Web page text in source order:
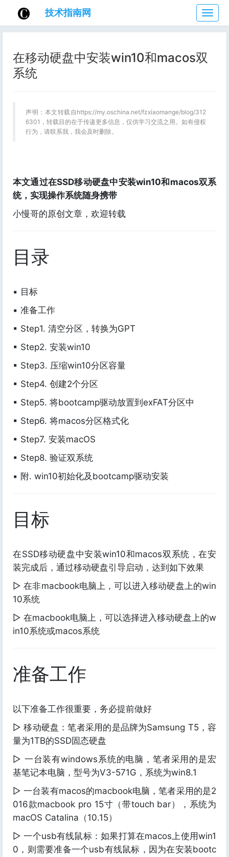
技
术
指
技术指南网
在移动硬盘中安装win10和macos双
系统
声明：本文转载自https://my.oschina.net/fzxiaomange/blog/312
6301，转载目的在于传递更多信息，仅供学习交流之用。如有侵权
行为，请联系我，我会及时删除。
本文通过在SSD移动硬盘中安装win10和macos双系
统，实现操作系统随身携带
小慢哥的原创文章，欢迎转载
目录
▪ 目标
▪ 准备工作
▪ Step1. 清空分区，转换为GPT
▪ Step2. 安装win10
▪ Step3. 压缩win10分区容量
▪ Step4. 创建2个分区
▪ Step5. 将bootcamp驱动放置到exFAT分区中
▪ Step6. 将macos分区格式化
▪ Step7. 安装macOS
▪ Step8. 验证双系统
▪ 附. win10初始化及bootcamp驱动安装
目标
在SSD移动硬盘中安装win10和macos双系统，在安
装完成后，通过移动硬盘引导启动，达到如下效果
▷ 在非macbook电脑上，可以进入移动硬盘上的win
10系统
▷ 在macbook电脑上，可以选择进入移动硬盘上的w
in10系统或macos系统
准备工作
以下准备工作很重要，务必提前做好
▷ 移动硬盘：笔者采用的是品牌为Samsung T5，容
量为1TB的SSD固态硬盘
▷ 一台装有windows系统的电脑，笔者采用的是宏
基笔记本电脑，型号为V3-571G，系统为win8.1
▷ 一台装有macos的macbook电脑，笔者采用的是2
016款macbook pro 15寸（带touch bar），系统为
macOS Catalina（10.15）
▷ 一个usb有线鼠标：如果打算在macos上使用win1
0，则需要准备一个usb有线鼠标，因为在安装bootc